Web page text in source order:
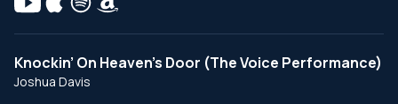
Knockin’ On Heaven’s Door (The Voice Performance)
Joshua Davis